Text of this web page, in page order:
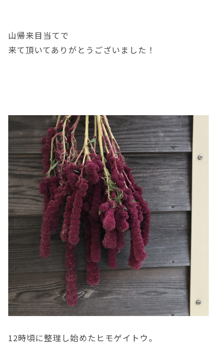
山帰来目当てで
来て頂いてありがとうございました！
12時頃に整理し始めたヒモゲイトウ。